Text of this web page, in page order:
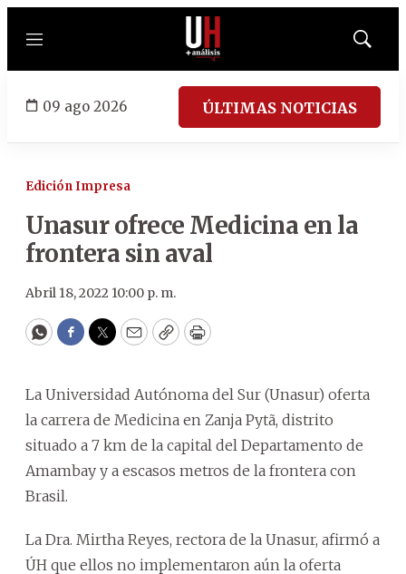
Menú
Mostrar
09 ago 2026 ÚLTIMAS NOTICIAS
Edición Impresa
Unasur ofrece Medicina en la
frontera sin aval
Abril 18, 2022 10:00 p. m.
WhatsApp
Facebook
Twitter
EmailCopyPrint
La Universidad Autónoma del Sur (Unasur) oferta
la carrera de Medicina en Zanja Pytã, distrito
situado a 7 km de la capital del Departamento de
Amambay y a escasos metros de la frontera con
Brasil.
La Dra. Mirtha Reyes, rectora de la Unasur, afirmó a
ÚH que ellos no implementaron aún la oferta